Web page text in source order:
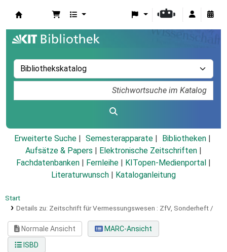
Erweiterte Suche Semesterapparate
Bibliotheken
Aufsätze & Papers
Elektronische Zeitschriften
Fachdatenbanken
Fernleihe KITopen-Medienportal
Literaturwunsch
Kataloganleitung
Start
Details zu: Zeitschrift für Vermessungswesen : ZfV, Sonderheft /
Normale Ansicht
MARC-Ansicht
ISBD